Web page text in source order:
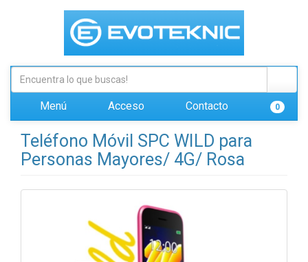
Menú Acceso Contacto 0
Teléfono Móvil SPC WILD para
Personas Mayores/ 4G/ Rosa